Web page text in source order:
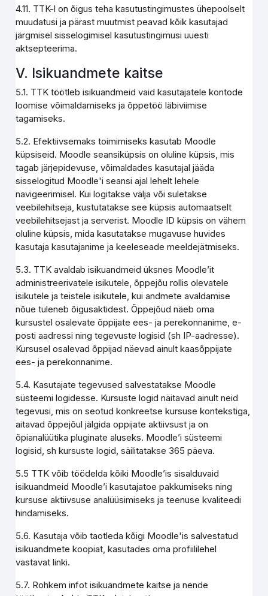
4.11. TTK-l on õigus teha kasutustingimustes ühepoolselt
muudatusi ja pärast muutmist peavad kõik kasutajad
järgmisel sisselogimisel kasutustingimusi uuesti
aktsepteerima.
V. Isikuandmete kaitse
5.1. TTK töötleb isikuandmeid vaid kasutajatele kontode
loomise võimaldamiseks ja õppetöö läbiviimise
tagamiseks.
5.2. Efektiivsemaks toimimiseks kasutab Moodle
küpsiseid. Moodle seansiküpsis on oluline küpsis, mis
tagab järjepidevuse, võimaldades kasutajal jääda
sisselogitud Moodle'i seansi ajal lehelt lehele
navigeerimisel. Kui logitakse välja või suletakse
veebilehitseja, kustutatakse see küpsis automaatselt
veebilehitsejast ja serverist. Moodle ID küpsis on vähem
oluline küpsis, mida kasutatakse mugavuse huvides
kasutaja kasutajanime ja keeleseade meeldejätmiseks.
5.3. TTK avaldab isikuandmeid üksnes Moodle’it
administreerivatele isikutele, õppejõu rollis olevatele
isikutele ja teistele isikutele, kui andmete avaldamise
nõue tuleneb õigusaktidest. Õppejõud näeb oma
kursustel osalevate õppijate ees- ja perekonnanime, e-
posti aadressi ning tegevuste logisid (sh IP-aadresse).
Kursusel osalevad õppijad näevad ainult kaasõppijate
ees- ja perekonnanime.
5.4. Kasutajate tegevused salvestatakse Moodle
süsteemi logidesse. Kursuste logid näitavad ainult neid
tegevusi, mis on seotud konkreetse kursuse kontekstiga,
aitavad õppejõul jälgida oppijate aktiivsust ja on
õpianalüütika pluginate aluseks. Moodle’i süsteemi
logisid, sh kursuste logid, säilitatakse 365 päeva.
5.5 TTK võib töödelda kõiki Moodle’is sisalduvaid
isikuandmeid Moodle’i kasutajatoe pakkumiseks ning
kursuse aktiivsuse analüüsimiseks ja teenuse kvaliteedi
hindamiseks.
5.6. Kasutaja võib taotleda kõigi Moodle'is salvestatud
isikuandmete koopiat, kasutades oma profiililehel
vastavat linki.
5.7. Rohkem infot isikuandmete kaitse ja nende